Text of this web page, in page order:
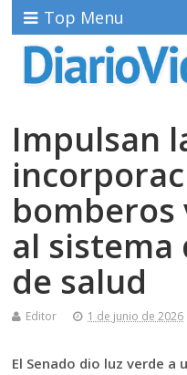
Top Menu
Impulsan
al
de salud
Editor 1 de junio de 2026
El Senado dio luz verde